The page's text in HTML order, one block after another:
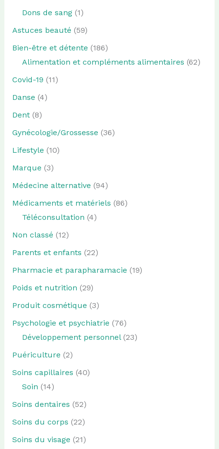
Dons de sang(1)
Astuces beauté (59)
Bien-être et détente (186)
Alimentation et compléments alimentaires (62)
Covid-19 (11)
Danse (4)
Dent(8)
Gynécologie/Grossesse (36)
Lifestyle (10)
Marque (3)
Médecine alternative (94)
Médicaments et matériels (86)
Téléconsultation (4)
Non classé (12)
Parents et enfants (22)
Pharmacie et parapharamacie (19)
Poids et nutrition (29)
Produit cosmétique (3)
Psychologie et psychiatrie (76)
Développement personnel(23)
Puériculture (2)
Soins capillaires (40)
Soin (14)
Soins dentaires (52)
Soins du corps (22)
Soins du visage (21)